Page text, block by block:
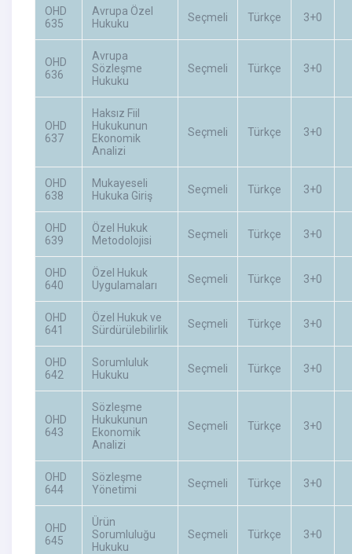
OHD
635
Avrupa Özel
Hukuku
Seçmeli Türkçe 3+0
OHD
636
Avrupa
Sözleşme
Hukuku
Seçmeli Türkçe 3+0
OHD
637
Haksız Fiil
Hukukunun
Ekonomik
Analizi
Seçmeli Türkçe 3+0
OHD
638
Mukayeseli
Hukuka Giriş
Seçmeli Türkçe 3+0
OHD
639
Özel Hukuk
Metodolojisi
Seçmeli Türkçe 3+0
OHD
640
Özel Hukuk
Uygulamaları
Seçmeli Türkçe 3+0
OHD
641
Özel Hukuk ve
Sürdürülebilirlik
Seçmeli Türkçe 3+0
OHD
642
Sorumluluk
Hukuku
Seçmeli Türkçe 3+0
OHD
643
Sözleşme
Hukukunun
Ekonomik
Analizi
Seçmeli Türkçe 3+0
OHD
644
Sözleşme
Yönetimi
Seçmeli Türkçe 3+0
OHD
645
Ürün
Sorumluluğu
Hukuku
Seçmeli Türkçe 3+0